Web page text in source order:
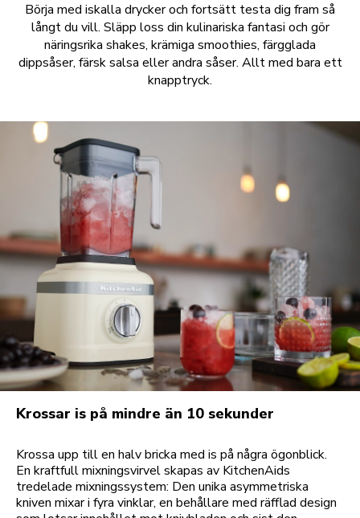
Börja med iskalla drycker och fortsätt testa dig fram så
långt du vill. Släpp loss din kulinariska fantasi och gör
näringsrika shakes, krämiga smoothies, färgglada
dippsåser, färsk salsa eller andra såser. Allt med bara ett
knapptryck.
Krossar is på mindre än 10 sekunder
Krossa upp till en halv bricka med is på några ögonblick.
En kraftfull mixningsvirvel skapas av KitchenAids
tredelade mixningssystem: Den unika asymmetriska
kniven mixar i fyra vinklar, en behållare med räfflad design